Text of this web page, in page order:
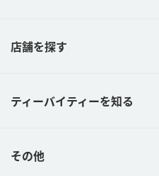
店舗を探す
ティーバイティーを知る
その他